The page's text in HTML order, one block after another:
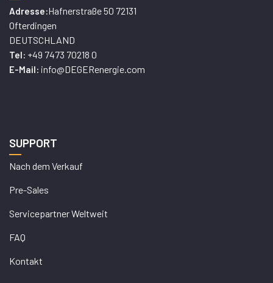
Adresse:Hafnerstraße 50 72131
Ofterdingen
DEUTSCHLAND
Tel: +49 7473 70218 0
E-Mail: info@DEGERenergie.com
SUPPORT
Nach dem Verkauf
Pre-Sales
Servicepartner Weltweit
FAQ
Kontakt